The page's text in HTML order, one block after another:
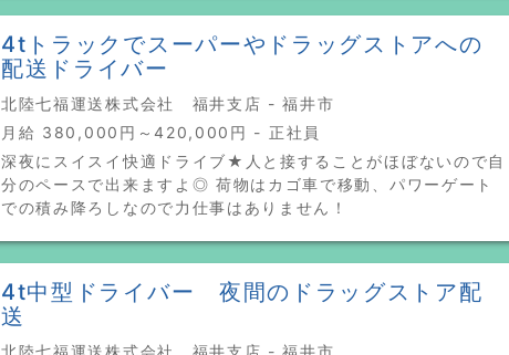
4tトラックでスーパーやドラッグストアへの
配送ドライバー
北陸七福運送株式会社 福井支店 - 福井市
月給 380,000円～420,000円 - 正社員
深夜にスイスイ快適ドライブ★人と接することがほぼないので自
分のペースで出来ますよ◎ 荷物はカゴ車で移動、パワーゲート
での積み降ろしなので力仕事はありません！
4t中型ドライバー 夜間のドラッグストア配
送
北陸七福運送株式会社 福井支店 - 福井市